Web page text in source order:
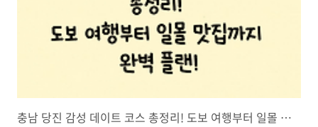
충남 당진 감성 데이트 코스 총정리! 도보 여행부터 일몰 맛집까지 완벽 플랜!